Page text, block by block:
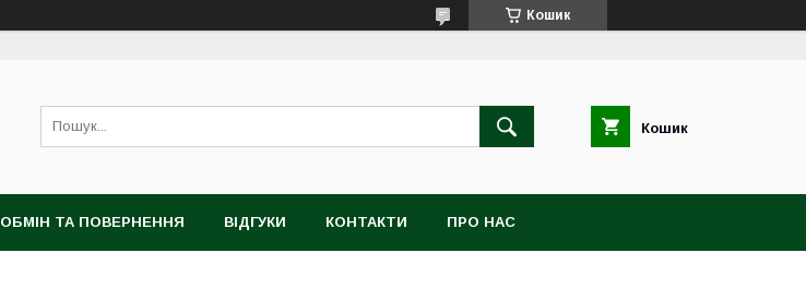
Кошик
Кошик
ОБМІН ТА ПОВЕРНЕННЯ ВІДГУКИ КОНТАКТИ ПРО НАС